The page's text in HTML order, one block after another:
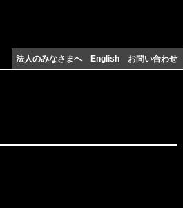
法人のみなさまへ English お問い合わせ